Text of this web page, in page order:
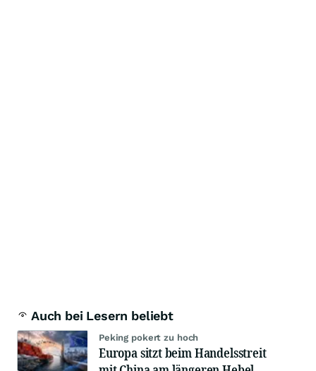
Auch bei Lesern beliebt
Peking pokert zu hoch
Europa sitzt beim Handelsstreit